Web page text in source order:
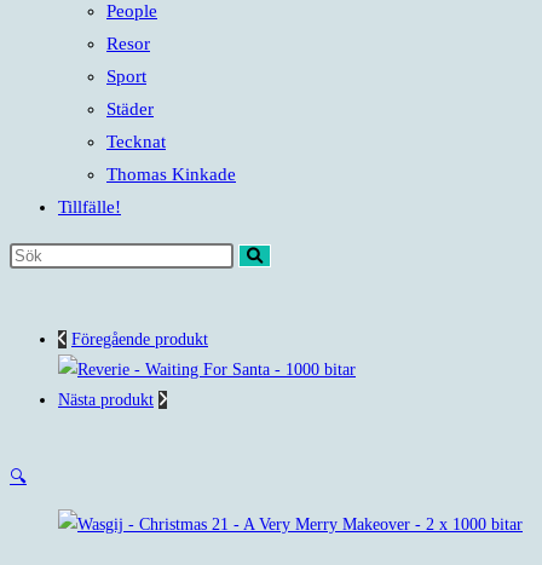
People
Resor
Sport
Städer
Tecknat
Thomas Kinkade
Tillfälle!
Sök
webbplatsFöregående produkt
Nästa produkt
🔍